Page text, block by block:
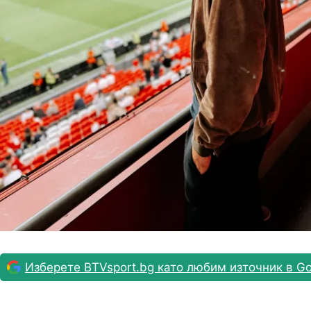
Изберете BTVsport.bg като любим източник в